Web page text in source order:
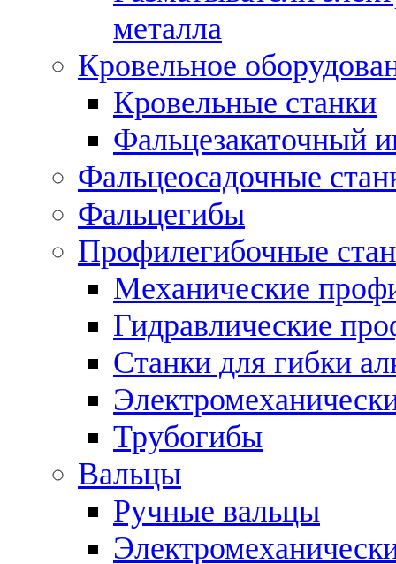
металла
Кровельное
Кровельные станки
Фальцезакаточный
Фальцеосадочные
Фальцегибы
Профилегибочные
Механические
Гидравлические
Станки для гибки
Трубогибы
Вальцы
Ручные вальцы